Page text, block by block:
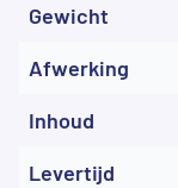
Gewicht
Afwerking
Inhoud
Levertijd